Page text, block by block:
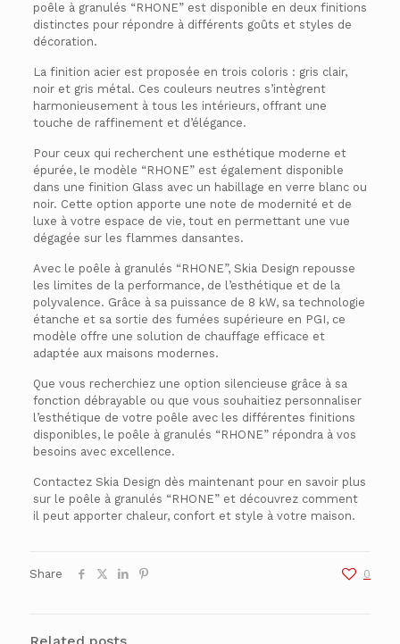
poêle à granulés “RHONE” est disponible en deux finitions
distinctes pour répondre à différents goûts et styles de
décoration.
La finition acier est proposée en trois coloris : gris clair,
noir et gris métal. Ces couleurs neutres s’intègrent
harmonieusement à tous les intérieurs, offrant une
touche de raffinement et d’élégance.
Pour ceux qui recherchent une esthétique moderne et
épurée, le modèle “RHONE” est également disponible
dans une finition Glass avec un habillage en verre blanc ou
noir. Cette option apporte une note de modernité et de
luxe à votre espace de vie, tout en permettant une vue
dégagée sur les flammes dansantes.
Avec le poêle à granulés “RHONE”, Skia Design repousse
les limites de la performance, de l’esthétique et de la
polyvalence. Grâce à sa puissance de 8 kW, sa technologie
étanche et sa sortie des fumées supérieure en PGI, ce
modèle offre une solution de chauffage efficace et
adaptée aux maisons modernes.
Que vous recherchiez une option silencieuse grâce à sa
fonction débrayable ou que vous souhaitiez personnaliser
l’esthétique de votre poêle avec les différentes finitions
disponibles, le poêle à granulés “RHONE” répondra à vos
besoins avec excellence.
Contactez Skia Design dès maintenant pour en savoir plus
sur le poêle à granulés “RHONE” et découvrez comment
il peut apporter chaleur, confort et style à votre maison.
Share 0